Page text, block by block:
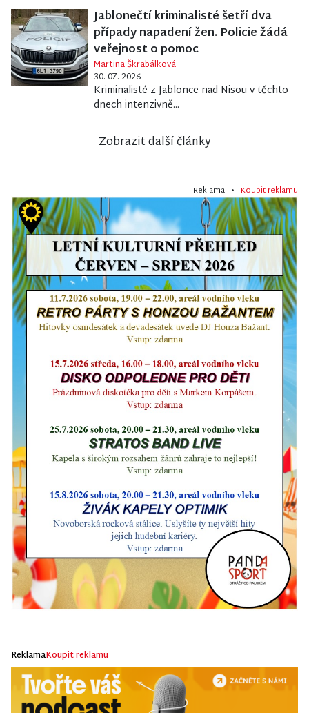
Jablonečtí kriminalisté šetří dva
případy napadení žen. Policie žádá
veřejnost o pomoc
Martina Škrabálková
30. 07. 2026
Kriminalisté z Jablonce nad Nisou v těchto
dnech intenzivně...
Zobrazit další články
Reklama • Koupit reklamu
ReklamaKoupit reklamu